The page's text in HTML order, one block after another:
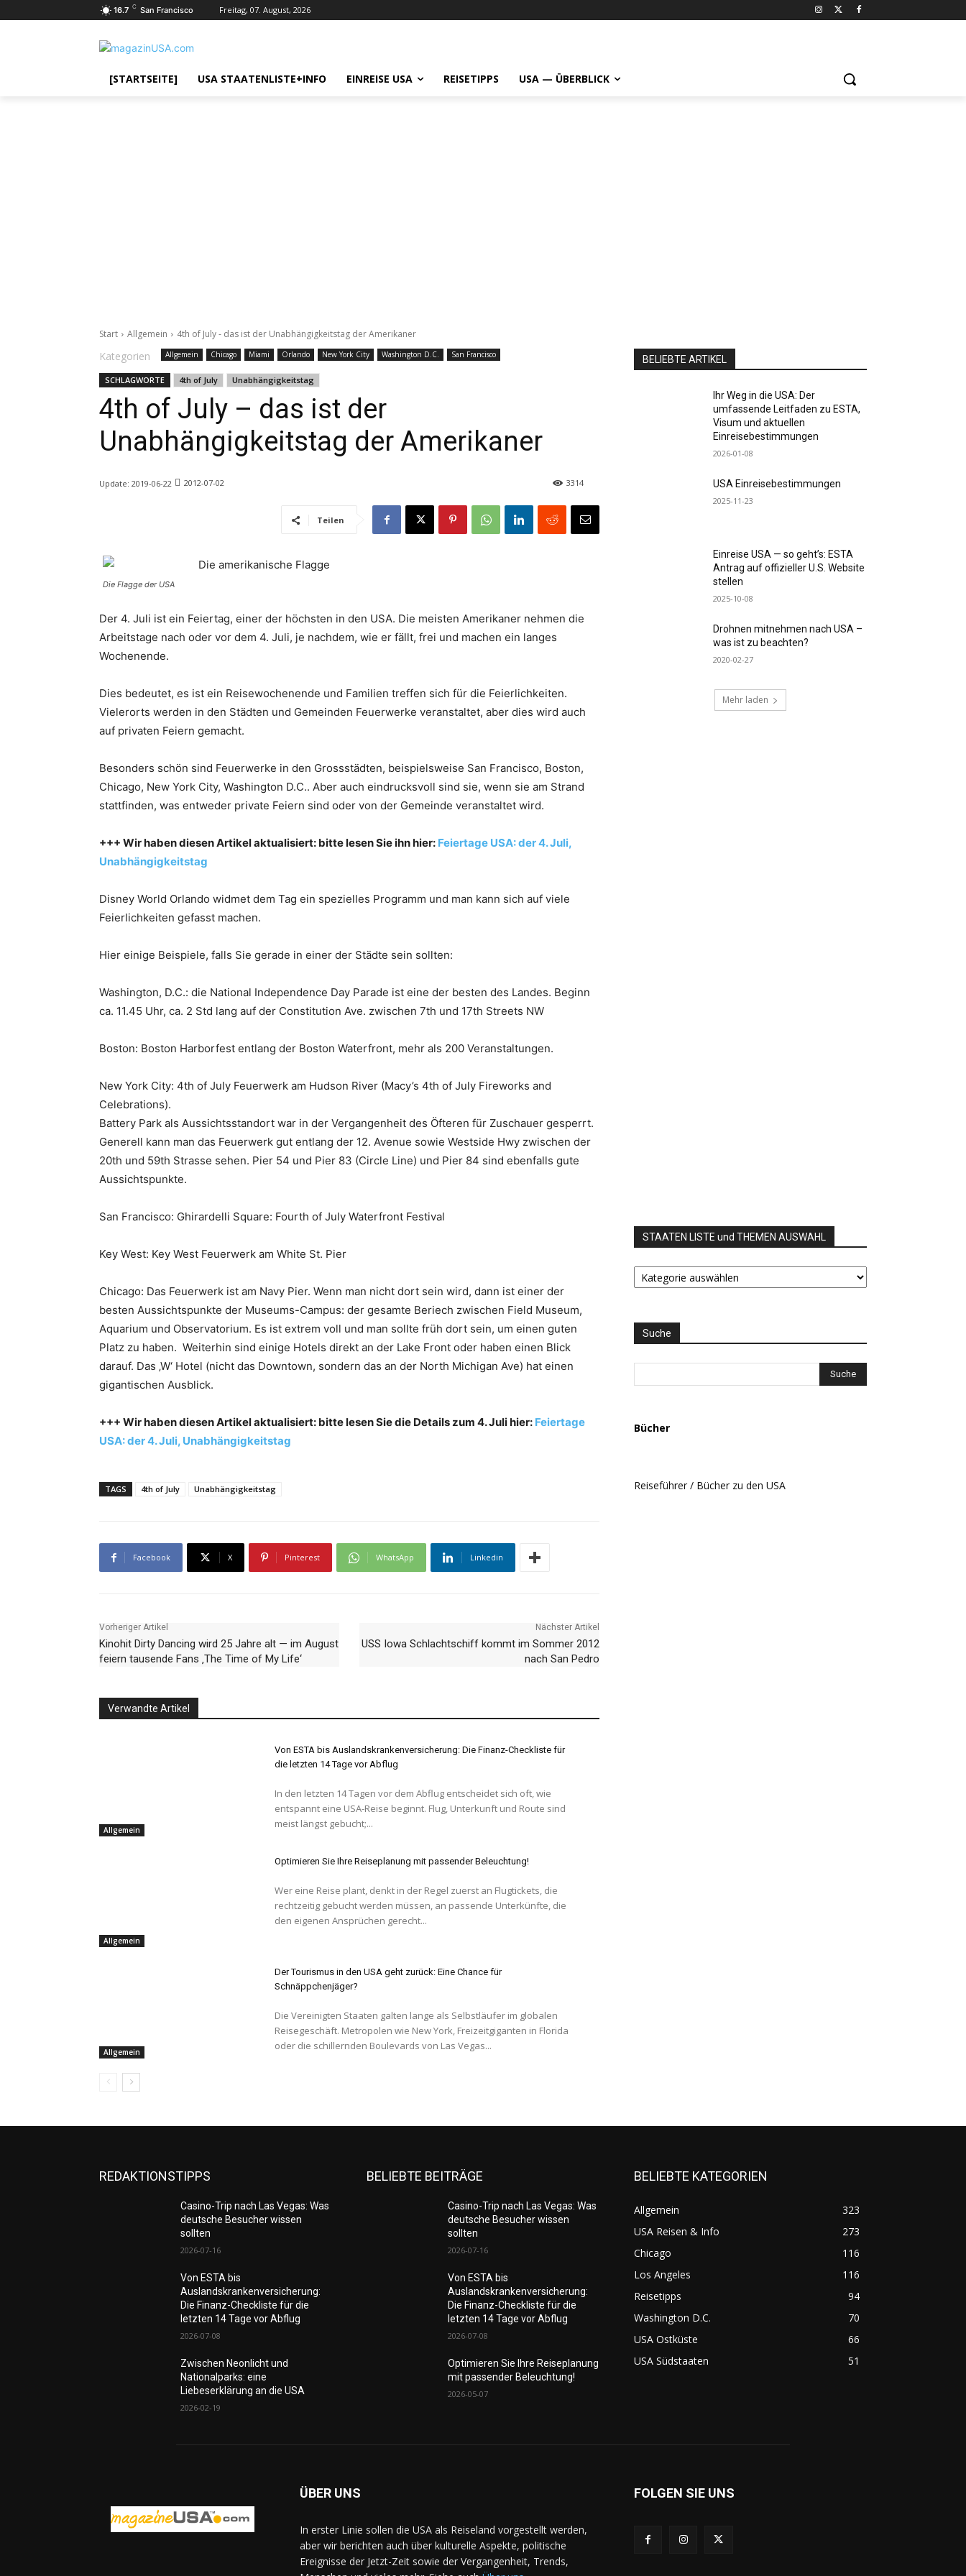
16.7 C San Francisco Freitag, 07. August, 2026
[STARTSEITE] USA STAATENLISTE+INFO EINREISE USA REISETIPPS USA — ÜBERBLICK
Start Allgemein 4th of July - das ist der Unabhängigkeitstag der Amerikaner
Kategorien Allgemein Chicago Miami Orlando New York City Washington D.C. San Francisco
SCHLAGWORTE 4th of July Unabhängigkeitstag
4th of July – das ist der
Unabhängigkeitstag der Amerikaner
Update: 2019-06-22 2012-07-02 3314
Teilen
Die Flagge der USA
Der 4. Juli ist ein Feiertag, einer der höchsten in den USA. Die meisten Amerikaner nehmen die
Arbeitstage nach oder vor dem 4. Juli, je nachdem, wie er fällt, frei und machen ein langes
Wochenende.
Dies bedeutet, es ist ein Reisewochenende und Familien treffen sich für die Feierlichkeiten.
Vielerorts werden in den Städten und Gemeinden Feuerwerke veranstaltet, aber dies wird auch
auf privaten Feiern gemacht.
Besonders schön sind Feuerwerke in den Grossstädten, beispielsweise San Francisco, Boston,
Chicago, New York City, Washington D.C.. Aber auch eindrucksvoll sind sie, wenn sie am Strand
stattfinden, was entweder private Feiern sind oder von der Gemeinde veranstaltet wird.
+++ Wir haben diesen Artikel aktualisiert: bitte lesen Sie ihn hier: Feiertage USA: der 4. Juli,
Unabhängigkeitstag
Disney World Orlando widmet dem Tag ein spezielles Programm und man kann sich auf viele
Feierlichkeiten gefasst machen.
Hier einige Beispiele, falls Sie gerade in einer der Städte sein sollten:
Washington, D.C.: die National Independence Day Parade ist eine der besten des Landes. Beginn
ca. 11.45 Uhr, ca. 2 Std lang auf der Constitution Ave. zwischen 7th und 17th Streets NW
Boston: Boston Harborfest entlang der Boston Waterfront, mehr als 200 Veranstaltungen.
New York City: 4th of July Feuerwerk am Hudson River (Macy’s 4th of July Fireworks and
Celebrations).
Battery Park als Aussichtsstandort war in der Vergangenheit des Öfteren für Zuschauer gesperrt.
Generell kann man das Feuerwerk gut entlang der 12. Avenue sowie Westside Hwy zwischen der
20th und 59th Strasse sehen. Pier 54 und Pier 83 (Circle Line) und Pier 84 sind ebenfalls gute
Aussichtspunkte.
San Francisco: Ghirardelli Square: Fourth of July Waterfront Festival
Key West: Key West Feuerwerk am White St. Pier
Chicago: Das Feuerwerk ist am Navy Pier. Wenn man nicht dort sein wird, dann ist einer der
besten Aussichtspunkte der Museums-Campus: der gesamte Beriech zwischen Field Museum,
Aquarium und Observatorium. Es ist extrem voll und man sollte früh dort sein, um einen guten
Platz zu haben. Weiterhin sind einige Hotels direkt an der Lake Front oder haben einen Blick
darauf. Das ‚W‘ Hotel (nicht das Downtown, sondern das an der North Michigan Ave) hat einen
gigantischen Ausblick.
+++ Wir haben diesen Artikel aktualisiert: bitte lesen Sie die Details zum 4. Juli hier: Feiertage
USA: der 4. Juli, Unabhängigkeitstag
TAGS 4th of July Unabhängigkeitstag
Facebook X Pinterest WhatsApp Linkedin
Vorheriger Artikel
Kinohit Dirty Dancing wird 25 Jahre alt — im August
feiern tausende Fans ‚The Time of My Life‘
Nächster Artikel
USS Iowa Schlachtschiff kommt im Sommer 2012
nach San Pedro
Verwandte Artikel
Allgemein
Von ESTA bis Auslandskrankenversicherung: Die Finanz-Checkliste für
die letzten 14 Tage vor Abflug
In den letzten 14 Tagen vor dem Abflug entscheidet sich oft, wie
entspannt eine USA-Reise beginnt. Flug, Unterkunft und Route sind
meist längst gebucht;...
Allgemein
Optimieren Sie Ihre Reiseplanung mit passender Beleuchtung!
Wer eine Reise plant, denkt in der Regel zuerst an Flugtickets, die
rechtzeitig gebucht werden müssen, an passende Unterkünfte, die
den eigenen Ansprüchen gerecht...
Allgemein
Der Tourismus in den USA geht zurück: Eine Chance für
Schnäppchenjäger?
Die Vereinigten Staaten galten lange als Selbstläufer im globalen
Reisegeschäft. Metropolen wie New York, Freizeitgiganten in Florida
oder die schillernden Boulevards von Las Vegas...
BELIEBTE ARTIKEL
Ihr Weg in die USA: Der
umfassende Leitfaden zu ESTA,
Visum und aktuellen
Einreisebestimmungen
2026-01-08
USA Einreisebestimmungen
2025-11-23
Einreise USA — so geht’s: ESTA
Antrag auf offizieller U.S. Website
stellen
2025-10-08
Drohnen mitnehmen nach USA –
was ist zu beachten?
2020-02-27
Mehr laden
STAATEN LISTE und THEMEN AUSWAHL
STAATEN
LISTE
AUSWAHL
Suche
Bücher
Reiseführer / Bücher zu den USA
REDAKTIONSTIPPS
Casino-Trip nach Las Vegas: Was
deutsche Besucher wissen
sollten
2026-07-16
Von ESTA bis
Auslandskrankenversicherung:
Die Finanz-Checkliste für die
letzten 14 Tage vor Abflug
2026-07-08
Zwischen Neonlicht und
Nationalparks: eine
Liebeserklärung an die USA
2026-02-19
BELIEBTE BEITRÄGE
Casino-Trip nach Las Vegas: Was
deutsche Besucher wissen
sollten
2026-07-16
Von ESTA bis
Auslandskrankenversicherung:
Die Finanz-Checkliste für die
letzten 14 Tage vor Abflug
2026-07-08
Optimieren Sie Ihre Reiseplanung
mit passender Beleuchtung!
2026-05-07
BELIEBTE KATEGORIEN
Allgemein
323
USA Reisen & Info
273
Chicago
116
Los Angeles
116
Reisetipps
94
Washington D.C.
70
USA Ostküste
66
USA Südstaaten
51
ÜBER UNS
In erster Linie sollen die USA als Reiseland vorgestellt werden,
aber wir berichten auch über kulturelle Aspekte, politische
Ereignisse der Jetzt-Zeit sowie der Vergangenheit, Trends,
FOLGEN SIE UNS